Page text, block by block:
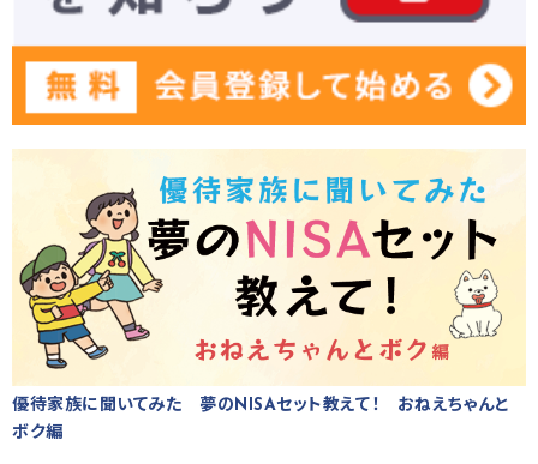
優待家族に聞いてみた 夢のNISAセット教えて！ おねえちゃんと
ボク編